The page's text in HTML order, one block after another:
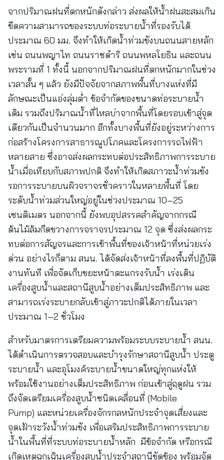
จากปริมาณฝนที่ตกหนักดังกล่าว ส่งผลให้น้ำฝนสะสมเกิน
ขีดความสามารถของระบบท่อระบายน้ำที่รองรับได้
ประมาณ 60 มม. จึงทำให้เกิดน้ำท่วมขังบนถนนสายหลัก
เช่น ถนนพญาไท ถนนราชดำริ ถนนพหลโยธิน และถนน
พระรามที่ 1 ทั้งนี้ นอกจากปริมาณฝนที่ตกหนักมากในช่วง
เวลาสั้น ๆ แล้ว ยังมีปัจจัยจากสภาพพื้นที่บางแห่งที่มี
ลักษณะเป็นแอ่งลุ่มต่ำ ข้อจำกัดของขนาดท่อระบายน้ำ
เดิม รวมถึงปริมาณน้ำที่ไหลบ่าจากพื้นที่โดยรอบเข้าสู่จุด
เดียวกันเป็นจำนวนมาก อีกทั้งบางพื้นที่ยังอยู่ระหว่างการ
ก่อสร้างโครงการสาธารณูปโภคและโครงการรถไฟฟ้า
หลายสาย ซึ่งอาจส่งผลกระทบต่อประสิทธิภาพการระบาย
น้ำเมื่อเทียบกับสภาพปกติ จึงทำให้เกิดสภาวะน้ำท่วมขัง
รอการระบายบนผิวจราจรชั่วคราวในหลายพื้นที่ โดย
ระดับน้ำท่วมส่วนใหญ่อยู่ในช่วงประมาณ 10–25
เซนติเมตร นอกจากนี้ ยังพบอุปสรรคสำคัญจากกรณี
ต้นไม้ล้มกีดขวางการจราจรประมาณ 12 จุด ซึ่งส่งผลกระ
ทบต่อการสัญจรและการเข้าพื้นที่ของเจ้าหน้าที่หน่วยเร่ง
ด่วน อย่างไรก็ตาม สนน. ได้จัดส่งเจ้าหน้าที่ลงพื้นที่ปฏิบัติ
งานทันที เพื่อจัดเก็บขยะหน้าตะแกรงรับน้ำ เร่งเดิน
เครื่องสูบน้ำและสถานีสูบน้ำอย่างเต็มประสิทธิภาพ และ
สามารถเร่งระบายกลับเข้าสู่ภาวะปกติได้ภายในเวลา
ประมาณ 1–2 ชั่วโมง
สำหรับมาตรการเตรียมความพร้อมระบบระบายน้ำ สนน.
ได้ดำเนินการตรวจสอบและบำรุงรักษาสถานีสูบน้ำ ประตู
ระบายน้ำ และอุโมงค์ระบายน้ำขนาดใหญ่ทุกแห่งให้
พร้อมใช้งานอย่างเต็มประสิทธิภาพ ก่อนเข้าสู่ฤดูฝน รวม
ถึงจัดเตรียมเครื่องสูบน้ำชนิดเคลื่อนที่ (Mobile
Pump) และหน่วยเครื่องจักรกลหนักประจำจุดเสี่ยงและ
จุดเฝ้าระวังน้ำท่วมขัง เพื่อเสริมประสิทธิภาพการระบาย
น้ำในพื้นที่ที่ระบบท่อระบายน้ำหลัก มีข้อจำกัด หรือกรณี
เกิดเหตุฉุกเฉินเครื่องสูบน้ำประจำสถานีขัดข้อง พร้อมจัด